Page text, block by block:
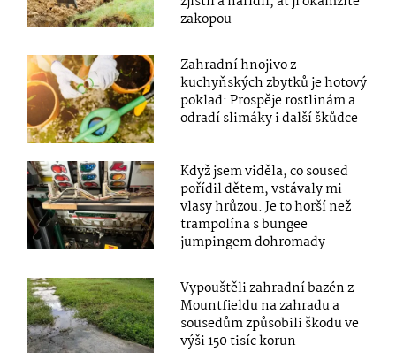
zakopou
Zahradní hnojivo z
kuchyňských zbytků je hotový
poklad: Prospěje rostlinám a
odradí slimáky i další škůdce
Když jsem viděla, co soused
pořídil dětem, vstávaly mi
vlasy hrůzou. Je to horší než
trampolína s bungee
jumpingem dohromady
Vypouštěli zahradní bazén z
Mountfieldu na zahradu a
sousedům způsobili škodu ve
výši 150 tisíc korun